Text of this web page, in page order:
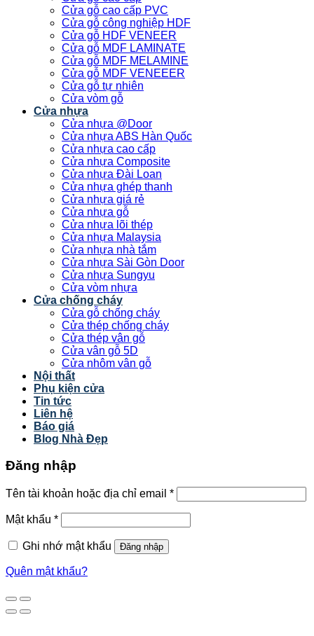
Cửa gỗ cao cấp PVC
Cửa gỗ công nghiệp HDF
Cửa gỗ HDF VENEER
Cửa gỗ MDF LAMINATE
Cửa gỗ MDF MELAMINE
Cửa gỗ MDF VENEEER
Cửa gỗ tự nhiên
Cửa vòm gỗ
Cửa nhựa
Cửa nhựa @Door
Cửa nhựa ABS Hàn Quốc
Cửa nhựa cao cấp
Cửa nhựa Composite
Cửa nhựa Đài Loan
Cửa nhựa ghép thanh
Cửa nhựa giá rẻ
Cửa nhựa gỗ
Cửa nhựa lõi thép
Cửa nhựa Malaysia
Cửa nhựa nhà tắm
Cửa nhựa Sài Gòn Door
Cửa nhựa Sungyu
Cửa vòm nhựa
Cửa chống cháy
Cửa gỗ chống cháy
Cửa thép chống cháy
Cửa thép vân gỗ
Cửa vân gỗ 5D
Cửa nhôm vân gỗ
Nội thất
Phụ kiện cửa
Tin tức
Liên hệ
Báo giá
Blog Nhà Đẹp
Đăng nhập
Tên tài khoản hoặc địa chỉ email *
Mật khẩu *
Ghi nhớ mật khẩu Đăng nhập
Quên mật khẩu?